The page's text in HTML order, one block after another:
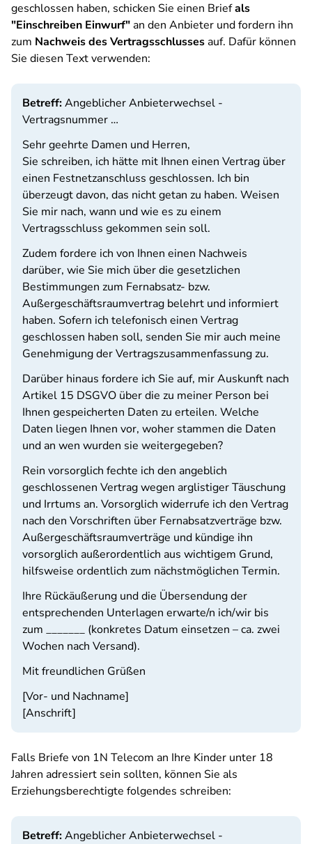
geschlossen haben, schicken Sie einen Briefals
"Einschreiben Einwurf"an den Anbieter und fordern ihn
zum Nachweis des Vertragsschlussesauf. Dafür können
Sie diesen Text verwenden:
Betreff:Angeblicher Anbieterwechsel -
Vertragsnummer …
Sehr geehrte Damen und Herren,
Sie schreiben, ich hätte mit Ihnen einen Vertrag über
einen Festnetzanschluss geschlossen. Ich bin
überzeugt davon, das nicht getan zu haben. Weisen
Sie mir nach, wann und wie es zu einem
Vertragsschluss gekommen sein soll.
Zudem fordere ich von Ihnen einen Nachweis
darüber, wie Sie mich über die gesetzlichen
Bestimmungen zum Fernabsatz- bzw.
Außergeschäftsraumvertrag belehrt und informiert
haben. Sofern ich telefonisch einen Vertrag
geschlossen haben soll, senden Sie mir auch meine
Genehmigung der Vertragszusammenfassung zu.
Darüber hinaus fordere ich Sie auf, mir Auskunft nach
Artikel 15 DSGVO über die zu meiner Person bei
Ihnen gespeicherten Daten zu erteilen. Welche
Daten liegen Ihnen vor, woher stammen die Daten
und an wen wurden sie weitergegeben?
Rein vorsorglich fechte ich den angeblich
geschlossenen Vertrag wegen arglistiger Täuschung
und Irrtums an. Vorsorglich widerrufe ich den Vertrag
nach den Vorschriften über Fernabsatzverträge bzw.
Außergeschäftsraumverträge und kündige ihn
vorsorglich außerordentlich aus wichtigem Grund,
hilfsweise ordentlich zum nächstmöglichen Termin.
Ihre Rückäußerung und die Übersendung der
entsprechenden Unterlagen erwarte/n ich/wir bis
zum _______ (konkretes Datum einsetzen – ca. zwei
Wochen nach Versand).
Mit freundlichen Grüßen
[Vor- und Nachname]
[Anschrift]
Falls Briefe von 1N Telecom an Ihre Kinder unter 18
Jahren adressiert sein sollten, können Sie als
Erziehungsberechtigte folgendes schreiben:
Betreff:Angeblicher Anbieterwechsel -